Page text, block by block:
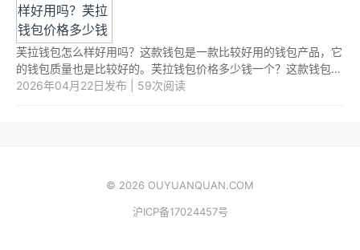
芙拉钱包怎么样好用吗？这款钱包是一款比较好用的钱包产品，它
的钱包质量也是比较好的。芙拉钱包价格多少钱一个？这款钱包的
价格比较适中，一般一个钱包的价格在500元--1500元之间。 1.
2026年04月22日发布 | 59次阅读
© 2026 OUYUANQUAN.COM
沪ICP备17024457号